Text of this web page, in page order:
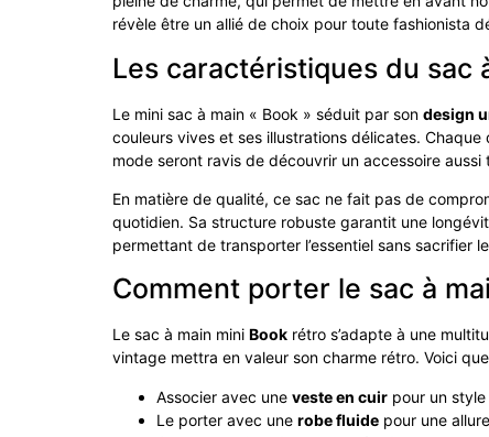
révèle être un allié de choix pour toute fashionista
Les caractéristiques du sac
Le mini sac à main « Book » séduit par son design
couleurs vives et ses illustrations délicates.
mode seront ravis de découvrir un accessoire
En matière de qualité, ce sac ne fait pas de
quotidien. Sa structure robuste garantit une
permettant de transporter l’essentiel sans sacrifier
Comment porter le sac à
Le sac à main mini Book rétro s’adapte à une
vintage mettra en valeur son charme rétro. Voici
Associer avec une veste en cuir pour un style
Le porter avec une robe fluide pour une